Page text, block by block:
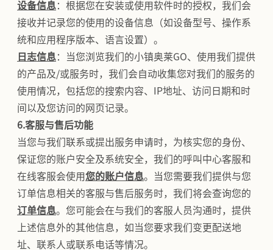
设备信息 ：根据您在安装或使用软件时的授权，我们会
接收并记录您的使用的设备信息（如设备型号、操作系
统和应用程序版本、语言设置）。
日志信息 ：当您浏览我们的小镇奥莱GO、使用我们提供
的产品及/或服务时，我们会自动收集您对我们的服务的
使用情况，包括您的搜索内容、IP地址、访问日期和时
间以及您访问的网页记录。
6.客服与售后功能
当您与我们联系或提出服务申请时，为核实您的身份、
保证您的账户安全及系统安全，我们的呼叫中心客服和
在线客服会使用您的账户信息。当您需要我们提供与您
订单信息相关的客服与售后服务时，我们将会查询您的
订单信息。您可能会在与我们的客服人员沟通时，提供
上述信息外的其他信息，如当您要求我们变更配送地
址、联系人或联系电话等情况。